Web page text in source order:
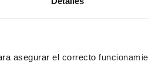
asegurar el correcto